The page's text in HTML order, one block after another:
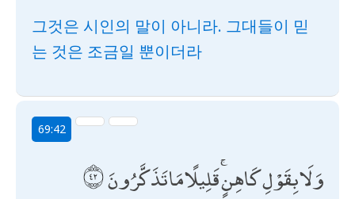
그것은 시인의 말이 아니라. 그대들이 믿
는 것은 조금일 뿐이더라
69:42
وَلَا بِقَوْلِ كَاهِنٍ ۚ قَلِيلًا مَا تَذَكَّرُونَ